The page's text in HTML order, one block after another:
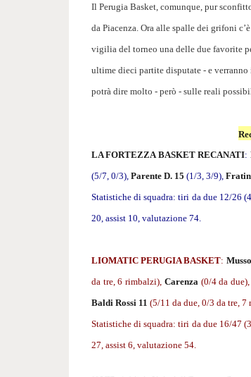
Il Perugia Basket, comunque, pur
da Piacenza. Ora alle spalle dei grifoni
vigilia del torneo una delle due favorite
ultime dieci partite disputate - e
potrà dire molto - però - sulle reali
LA FORTEZZA BASKET RECANATI:
(5/7, 0/3), Parente D. 15 (1/3, 3/9),
Statistiche di squadra: tiri da due 12/26
20, assist 10, valutazione 74.
LIOMATIC PERUGIA BASKET:
da tre, 6 rimbalzi), Carenza (0/4 da due),
Baldi Rossi 11 (5/11 da due, 0/3 da tre, 7
Statistiche di squadra: tiri da due 16/47
27, assist 6, valutazione 54.